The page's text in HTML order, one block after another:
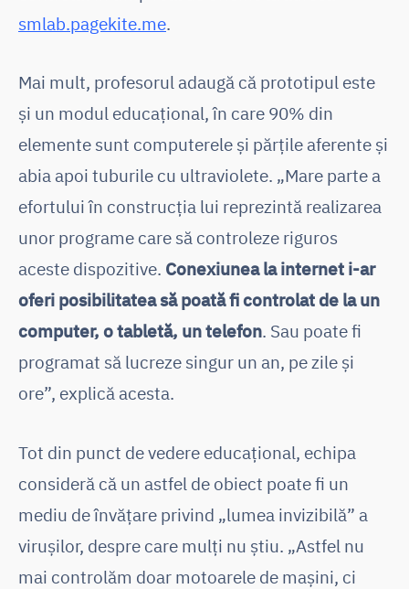
smlab.pagekite.me.
Mai mult, profesorul adaugă că prototipul este
și un modul educațional, în care 90% din
elemente sunt computerele și părțile aferente și
abia apoi tuburile cu ultraviolete. „Mare parte a
efortului în construcția lui reprezintă realizarea
unor programe care să controleze riguros
aceste dispozitive. Conexiunea la internet i-ar
oferi posibilitatea să poată fi controlat de la un
computer, o tabletă, un telefon. Sau poate fi
programat să lucreze singur un an, pe zile și
ore”, explică acesta.
Tot din punct de vedere educațional, echipa
consideră că un astfel de obiect poate fi un
mediu de învățare privind „lumea invizibilă” a
virușilor, despre care mulți nu știu. „Astfel nu
mai controlăm doar motoarele de mașini, ci